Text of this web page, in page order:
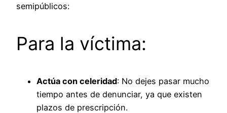
semipúblicos:
Para la víctima:
Actúa con celeridad: No dejes pasar mucho
tiempo antes de denunciar, ya que existen
plazos de prescripción.